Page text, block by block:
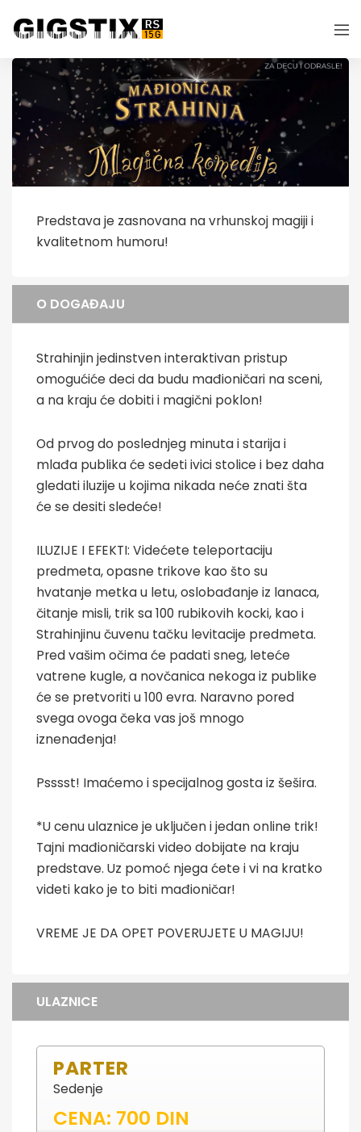
Predstava je zasnovana na vrhunskoj magiji i
kvalitetnom humoru!
O DOGAĐAJU
Strahinjin jedinstven interaktivan pristup
omogućiće deci da budu mađioničari na sceni,
a na kraju će dobiti i magični poklon!
Od prvog do poslednjeg minuta i starija i
mlađa publika će sedeti ivici stolice i bez daha
gledati iluzije u kojima nikada neće znati šta
će se desiti sledeće!
ILUZIJE I EFEKTI: Videćete teleportaciju
predmeta, opasne trikove kao što su
hvatanje metka u letu, oslobađanje iz lanaca,
čitanje misli, trik sa 100 rubikovih kocki, kao i
Strahinjinu čuvenu tačku levitacije predmeta.
Pred vašim očima će padati sneg, leteće
vatrene kugle, a novčanica nekoga iz publike
će se pretvoriti u 100 evra. Naravno pored
svega ovoga čeka vas još mnogo
iznenađenja!
Psssst! Imaćemo i specijalnog gosta iz šešira.
*U cenu ulaznice je uključen i jedan online trik!
Tajni mađioničarski video dobijate na kraju
predstave. Uz pomoć njega ćete i vi na kratko
videti kako je to biti mađioničar!
VREME JE DA OPET POVERUJETE U MAGIJU!
ULAZNICE
PARTER
Sedenje
CENA: 700 DIN